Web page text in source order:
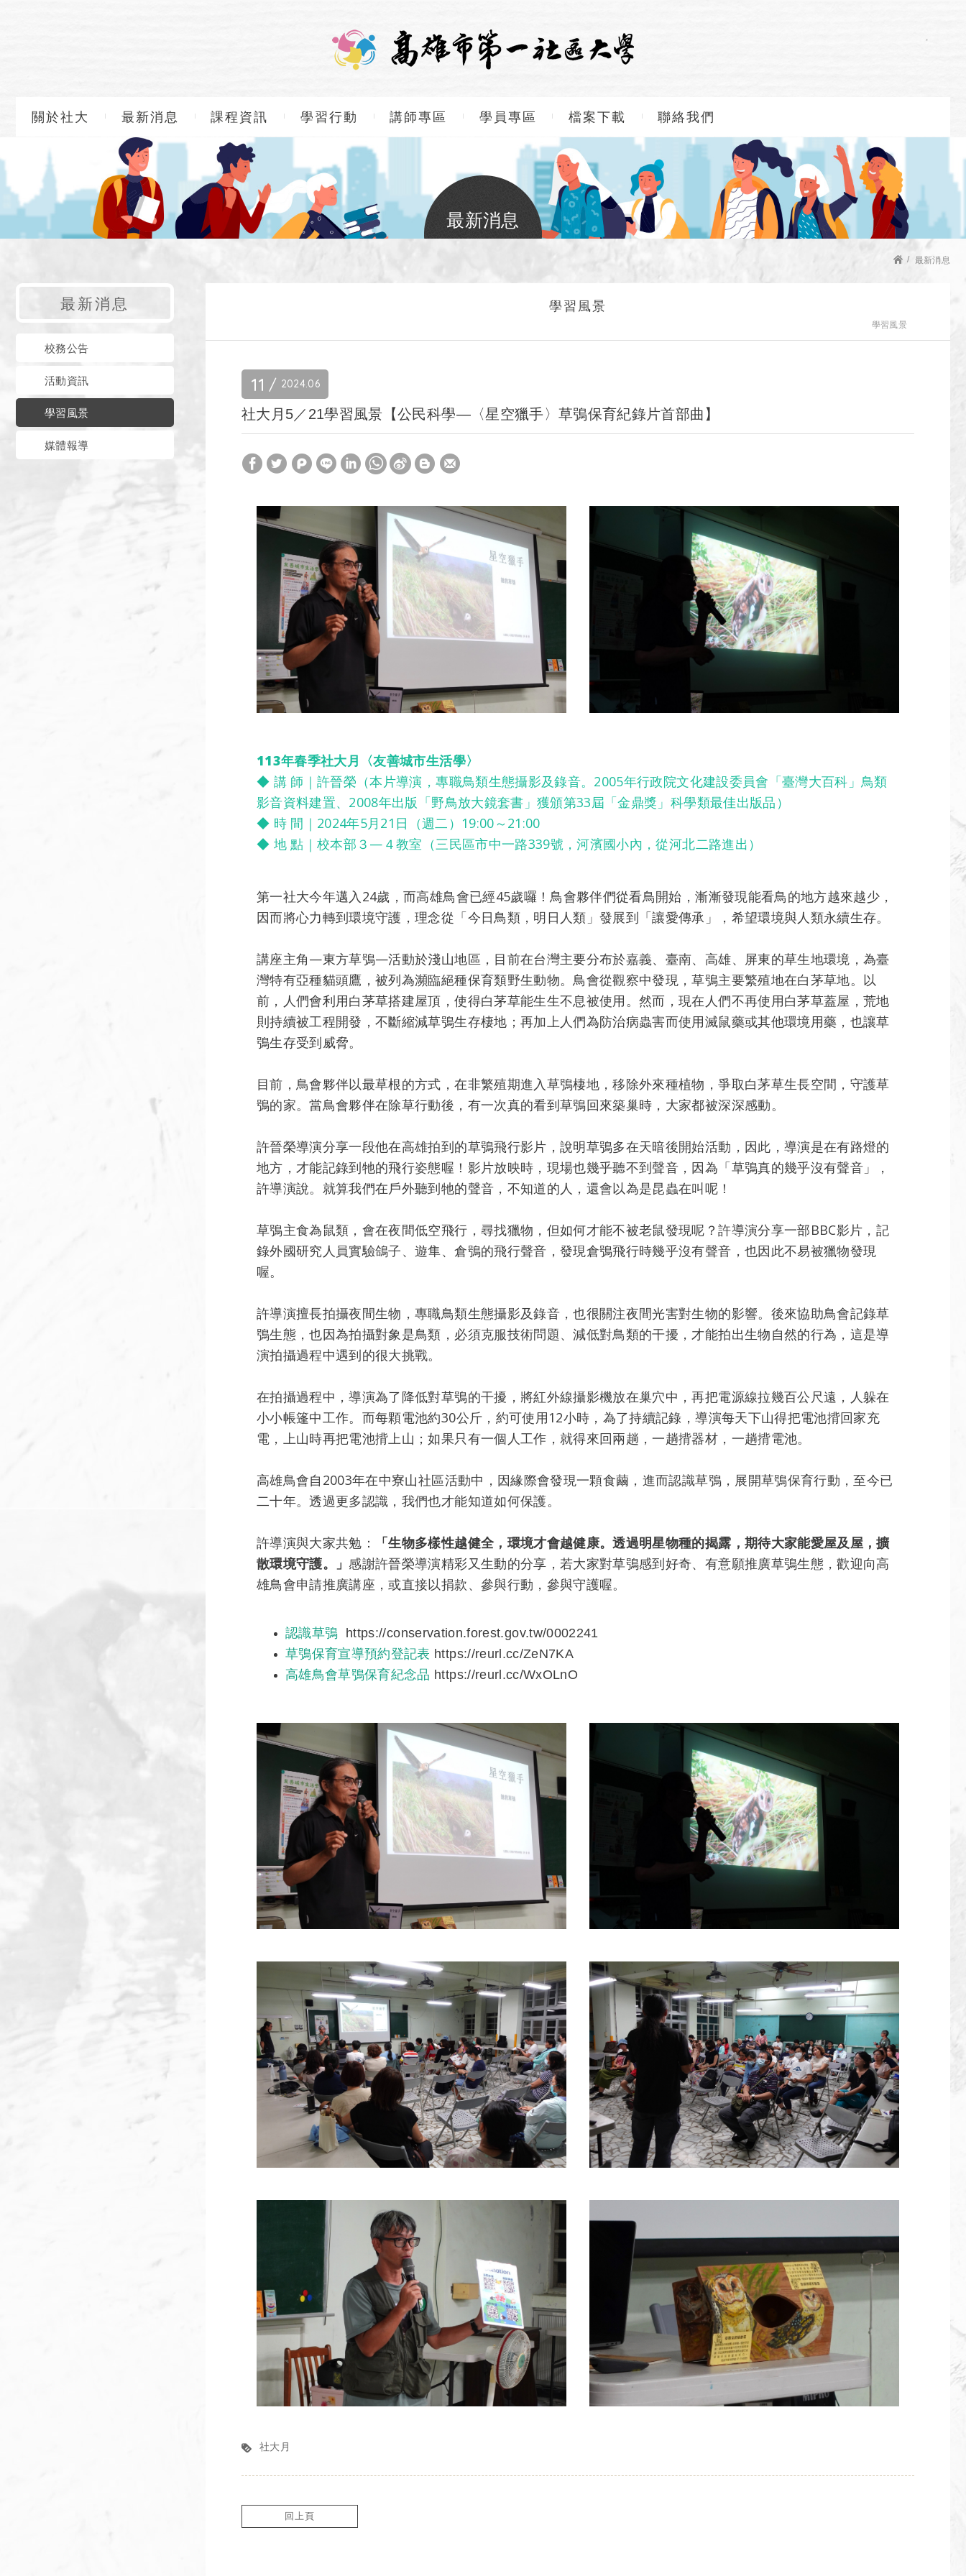
關於社大 最新消息 課程資訊 學習行動 講師專區 學員專區 檔案下載 聯絡我們
最新消息
最新消息
最新消息
校務公告
活動資訊
學習風景
媒體報導
學習風景
學習風景
11 06
2024
社大月5／21學習風景【公民科學—〈星空獵手〉草鴞保育紀錄片首部曲】
113年春季社大月〈友善城市生活學〉
◆ 講 師｜許晉榮（本片導演，專職鳥類生態攝影及錄音。2005年行政院文化建設委員會「臺灣大百科」鳥類
影音資料建置、2008年出版「野鳥放大鏡套書」獲頒第33屆「金鼎獎」科學類最佳出版品）
◆ 時 間｜2024年5月21日（週二）19:00～21:00
◆ 地 點｜校本部３—４教室（三民區市中一路339號，河濱國小內，從河北二路進出）
第一社大今年邁入24歲，而高雄鳥會已經45歲囉！鳥會夥伴們從看鳥開始，漸漸發現能看鳥的地方越來越少，
因而將心力轉到環境守護，理念從「今日鳥類，明日人類」發展到「讓愛傳承」，希望環境與人類永續生存。
講座主角—東方草鴞—活動於淺山地區，目前在台灣主要分布於嘉義、臺南、高雄、屏東的草生地環境，為臺
灣特有亞種貓頭鷹，被列為瀕臨絕種保育類野生動物。鳥會從觀察中發現，草鴞主要繁殖地在白茅草地。以
前，人們會利用白茅草搭建屋頂，使得白茅草能生生不息被使用。然而，現在人們不再使用白茅草蓋屋，荒地
則持續被工程開發，不斷縮減草鴞生存棲地；再加上人們為防治病蟲害而使用滅鼠藥或其他環境用藥，也讓草
鴞生存受到威脅。
目前，鳥會夥伴以最草根的方式，在非繁殖期進入草鴞棲地，移除外來種植物，爭取白茅草生長空間，守護草
鴞的家。當鳥會夥伴在除草行動後，有一次真的看到草鴞回來築巢時，大家都被深深感動。
許晉榮導演分享一段他在高雄拍到的草鴞飛行影片，說明草鴞多在天暗後開始活動，因此，導演是在有路燈的
地方，才能記錄到牠的飛行姿態喔！影片放映時，現場也幾乎聽不到聲音，因為「草鴞真的幾乎沒有聲音」，
許導演說。就算我們在戶外聽到牠的聲音，不知道的人，還會以為是昆蟲在叫呢！
草鴞主食為鼠類，會在夜間低空飛行，尋找獵物，但如何才能不被老鼠發現呢？許導演分享一部BBC影片，記
錄外國研究人員實驗鴿子、遊隼、倉鴞的飛行聲音，發現倉鴞飛行時幾乎沒有聲音，也因此不易被獵物發現
喔。
許導演擅長拍攝夜間生物，專職鳥類生態攝影及錄音，也很關注夜間光害對生物的影響。後來協助鳥會記錄草
鴞生態，也因為拍攝對象是鳥類，必須克服技術問題、減低對鳥類的干擾，才能拍出生物自然的行為，這是導
演拍攝過程中遇到的很大挑戰。
在拍攝過程中，導演為了降低對草鴞的干擾，將紅外線攝影機放在巢穴中，再把電源線拉幾百公尺遠，人躲在
小小帳篷中工作。而每顆電池約30公斤，約可使用12小時，為了持續記錄，導演每天下山得把電池揹回家充
電，上山時再把電池揹上山；如果只有一個人工作，就得來回兩趟，一趟揹器材，一趟揹電池。
高雄鳥會自2003年在中寮山社區活動中，因緣際會發現一顆食繭，進而認識草鴞，展開草鴞保育行動，至今已
二十年。透過更多認識，我們也才能知道如何保護。
許導演與大家共勉：
「生物多樣性越健全，環境才會越健康。透過明星物種的揭露，期待大家能愛屋及屋，擴
散環境守護。」 感謝許晉榮導演精彩又生動的分享，若大家對草鴞感到好奇、有意願推廣草鴞生態，歡迎向高
雄鳥會申請推廣講座，或直接以捐款、參與行動，參與守護喔。
認識草鴞 https://conservation.forest.gov.tw/0002241
草鴞保育宣導預約登記表 https://reurl.cc/ZeN7KA
高雄鳥會草鴞保育紀念品 https://reurl.cc/WxOLnO
社大月
回上頁